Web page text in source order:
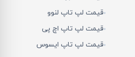
قیمت لپ تاپ لنوو
قیمت لپ تاپ اچ پی
قیمت لپ تاپ ایسوس